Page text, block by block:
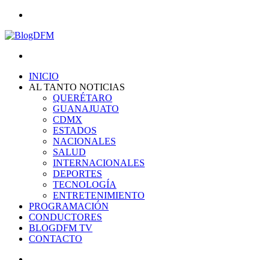
INICIO
AL TANTO NOTICIAS
QUERÉTARO
GUANAJUATO
CDMX
ESTADOS
NACIONALES
SALUD
INTERNACIONALES
DEPORTES
TECNOLOGÍA
ENTRETENIMIENTO
PROGRAMACIÓN
CONDUCTORES
BLOGDFM TV
CONTACTO